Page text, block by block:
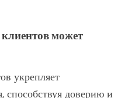
может
укрепляет
способствуя доверию и